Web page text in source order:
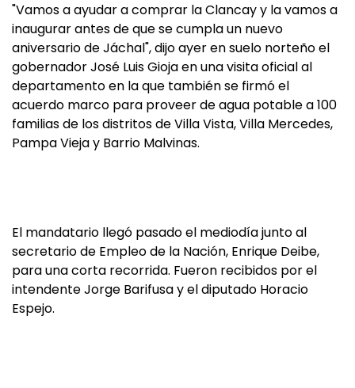
"Vamos a ayudar a comprar la Clancay y la vamos a
inaugurar antes de que se cumpla un nuevo
aniversario de Jáchal", dijo ayer en suelo norteño el
gobernador José Luis Gioja en una visita oficial al
departamento en la que también se firmó el
acuerdo marco para proveer de agua potable a 100
familias de los distritos de Villa Vista, Villa Mercedes,
Pampa Vieja y Barrio Malvinas.
El mandatario llegó pasado el mediodía junto al
secretario de Empleo de la Nación, Enrique Deibe,
para una corta recorrida. Fueron recibidos por el
intendente Jorge Barifusa y el diputado Horacio
Espejo.